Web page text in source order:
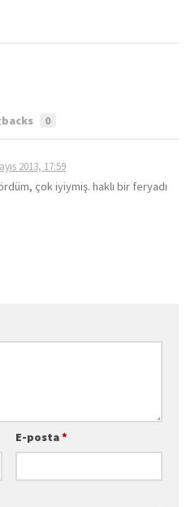
0
2013, 17:59
çok iyiymiş. haklı bir feryadı
E-posta*